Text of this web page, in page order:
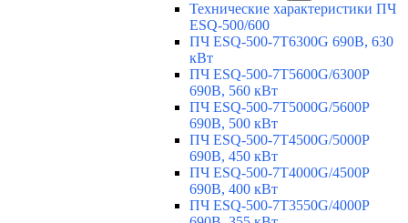
Технические характеристики ПЧ
ESQ-500/600
ПЧ ESQ-500-7T6300G 690В, 630
кВт
ПЧ ESQ-500-7T5600G/6300P
690В, 560 кВт
ПЧ ESQ-500-7T5000G/5600P
690В, 500 кВт
ПЧ ESQ-500-7T4500G/5000P
690В, 450 кВт
ПЧ ESQ-500-7T4000G/4500P
690В, 400 кВт
ПЧ ESQ-500-7T3550G/4000P